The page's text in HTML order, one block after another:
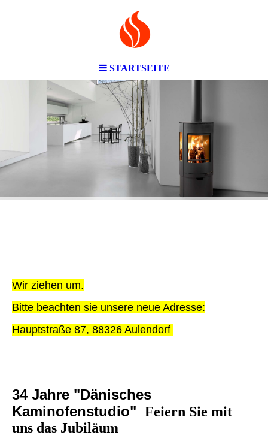
STARTSEITE
Wir ziehen um.
Bitte beachten sie unsere neue Adresse:
Hauptstraße 87, 88326 Aulendorf
34 Jahre "Dänisches
Kaminofenstudio" Feiern Sie mit
uns das Jubiläum